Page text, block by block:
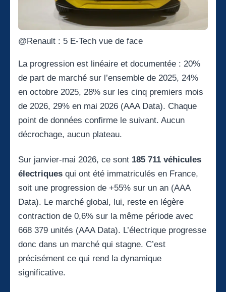
@Renault : 5 E-Tech vue de face
La progression est linéaire et documentée : 20%
de part de marché sur l’ensemble de 2025, 24%
en octobre 2025, 28% sur les cinq premiers mois
de 2026, 29% en mai 2026 (AAA Data). Chaque
point de données confirme le suivant. Aucun
décrochage, aucun plateau.
Sur janvier-mai 2026, ce sont 185 711 véhicules
électriques qui ont été immatriculés en France,
soit une progression de +55% sur un an (AAA
Data). Le marché global, lui, reste en légère
contraction de 0,6% sur la même période avec
668 379 unités (AAA Data). L’électrique progresse
donc dans un marché qui stagne. C’est
précisément ce qui rend la dynamique
significative.